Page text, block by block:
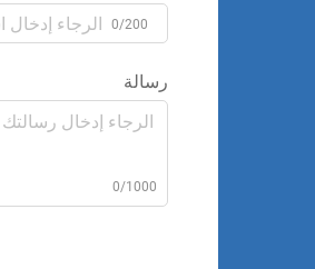
0/200
رسالة
0/1000